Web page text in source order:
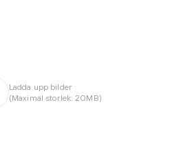
Ladda upp bilder
(Maximal storlek: 20MB)